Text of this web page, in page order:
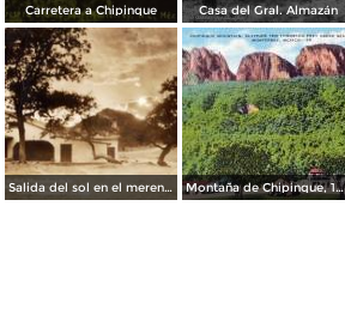
Carretera a Chipinque Casa del Gral. Almazán
Salida del sol en el merendero de la montaña de Chipinque Montaña de Chipinque, 10 mil pies sobre el nivel del mar